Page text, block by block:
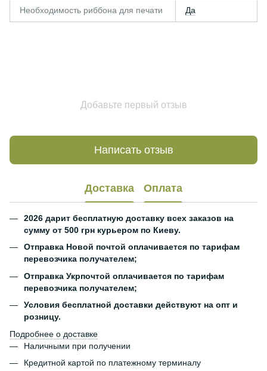
Необходимость риббона для печати Да
Добавьте первый отзыв
Написать отзыв
Доставка Оплата
2026 дарит бесплатную доставку всех заказов на
сумму от 500 грн курьером по Киеву.
Отправка Новой почтой оплачивается по тарифам
перевозчика получателем;
Отправка Укрпочтой оплачивается по тарифам
перевозчика получателем;
Условия бесплатной доставки действуют на опт и
розницу.
Подробнее о доставке
Наличными при получении
Кредитной картой по платежному терминалу